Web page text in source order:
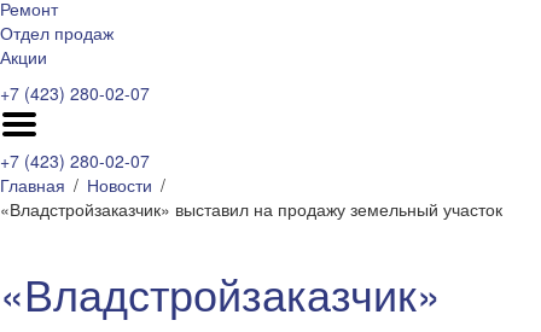
Ремонт
Отдел продаж
Акции
+7 (423) 280-02-07
+7 (423) 280-02-07
Главная
Новости
«Владстройзаказчик» выставил на продажу земельный участок
«Владстройзаказчик»